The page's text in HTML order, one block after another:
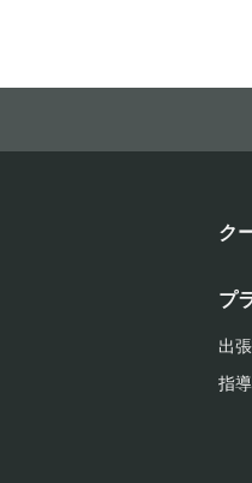
ク
プ
出
指